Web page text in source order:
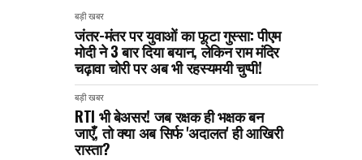
बड़ी खबर
जंतर-मंतर पर युवाओं का फूटा गुस्सा: पीएम
मोदी ने 3 बार दिया बयान, लेकिन राम मंदिर
चढ़ावा चोरी पर अब भी रहस्यमयी चुप्पी!
बड़ी खबर
RTI भी बेअसर! जब रक्षक ही भक्षक बन
जाएँ, तो क्या अब सिर्फ 'अदालत' ही आखिरी
रास्ता?